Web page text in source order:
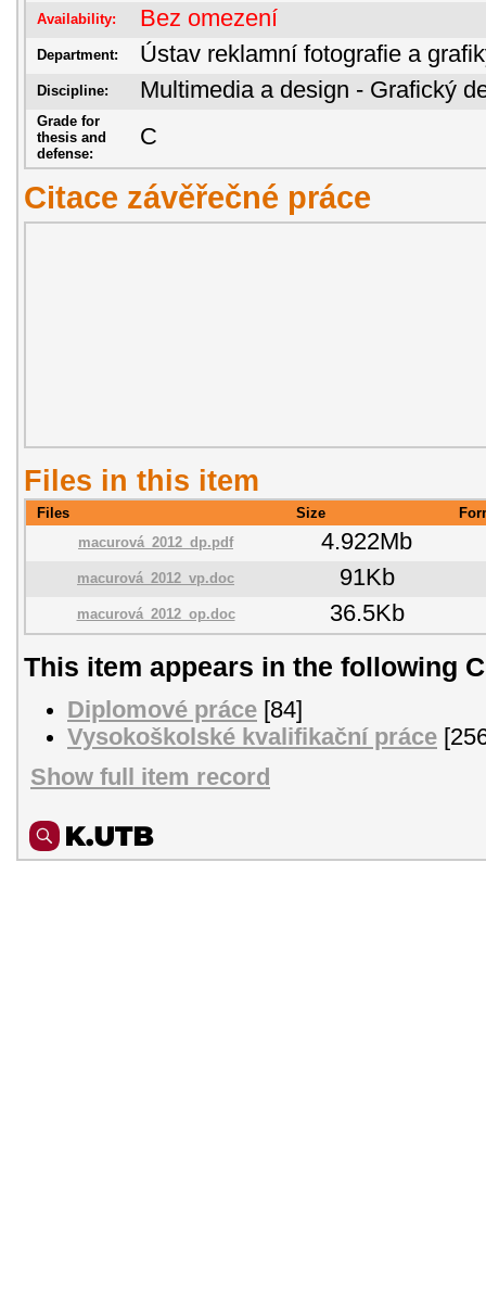
Availability: Bez omezení
Department: Ústav reklamní fotografie a
Discipline: Multimedia a design - Grafický
Grade for
thesis and
defense:
C
Citace závěřečné práce
Files in this item
Files Size
macurová_2012_dp.pdf
4.922Mb
macurová_2012_vp.doc 91Kb
macurová_2012_op.doc 36.5Kb
This item appears in the following
Diplomové práce [84]
Vysokoškolské kvalifikační práce
Show full item record